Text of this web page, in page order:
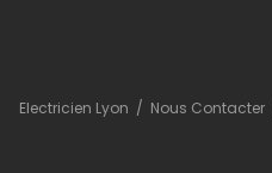
Electricien Lyon / Nous Contacter